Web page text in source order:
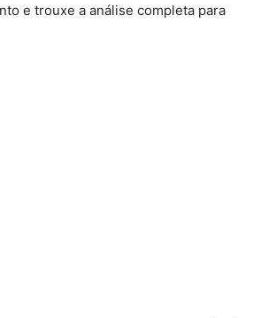
e trouxe a análise completa para